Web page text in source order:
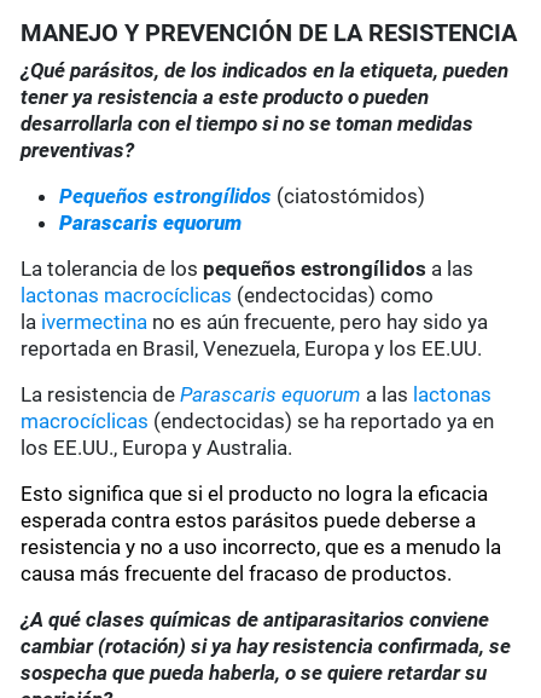
MANEJO Y PREVENCIÓN DE LA RESISTENCIA
¿Qué parásitos, de los indicados en la etiqueta, pueden
tener ya resistencia a este producto o pueden
desarrollarla con el tiempo si no se toman medidas
preventivas?
Pequeños estrongílidos (ciatostómidos)
Parascaris equorum
La tolerancia de los pequeños estrongílidos a las
lactonas macrocíclicas (endectocidas) como
la ivermectina no es aún frecuente, pero hay sido ya
reportada en Brasil, Venezuela, Europa y los EE.UU.
La resistencia deParascaris equorum a las lactonas
macrocíclicas (endectocidas) se ha reportado ya en
los EE.UU., Europa y Australia.
Esto significa que si el producto no logra la eficacia
esperada contra estos parásitos puede deberse a
resistencia y no a uso incorrecto, que es a menudo la
causa más frecuente del fracaso de productos.
¿A qué clases químicas de antiparasitarios conviene
cambiar (rotación) si ya hay resistencia confirmada, se
sospecha que pueda haberla, o se quiere retardar su